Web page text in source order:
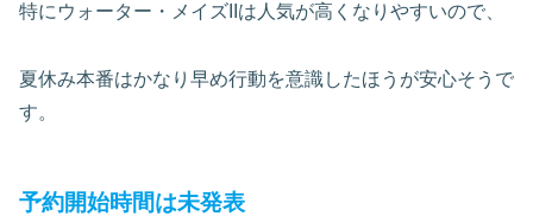
特にウォーター・メイズIIは人気が高くなりやすいので、
夏休み本番はかなり早め行動を意識したほうが安心そうで
す。
予約開始時間は未発表